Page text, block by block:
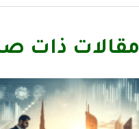
مقالات ذات